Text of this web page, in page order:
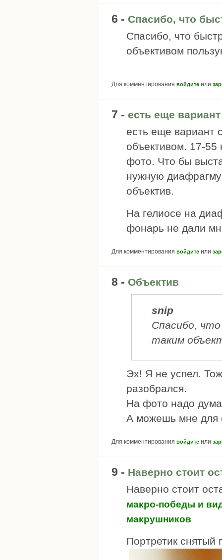
6 - Спасибо, что
Спасибо, что
объективом
Для комментирования войдите или
7 - есть еще
есть еще вариант
объективом. 17-55
фото. Что бы
нужную диафрагму
объектив.
На гелиосе на
фонарь не дали
Для комментирования войдите или
8 - Объектив
snip
Спасибо,
таким
Эх! Я не успел.
разобрался.
На фото надо
А можешь мне для
Для комментирования войдите или
9 - Наверно стоит
Наверно стоит
макро-победы и
макрушников
Портретик снятый